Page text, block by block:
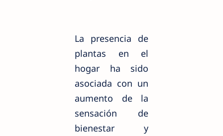
La presencia de
plantas en el
hogar ha sido
asociada con un
aumento de la
sensación de
bienestar y